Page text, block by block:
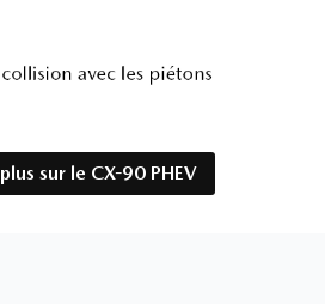
sur le CX-90 PHEV